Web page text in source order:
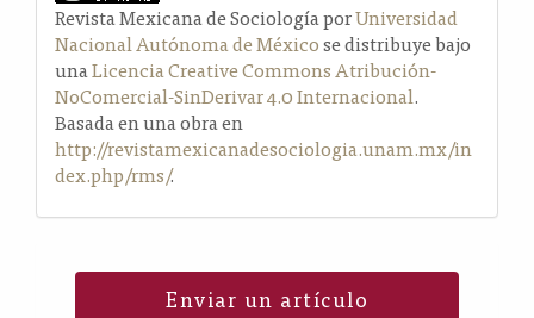
Revista Mexicana de Sociología porUniversidad
Nacional Autónoma de Méxicose distribuye bajo
unaLicencia Creative Commons Atribución-
NoComercial-SinDerivar 4.0 Internacional.
Basada en una obra en
http://revistamexicanadesociologia.unam.mx/in
dex.php/rms/.
Enviar un artículo